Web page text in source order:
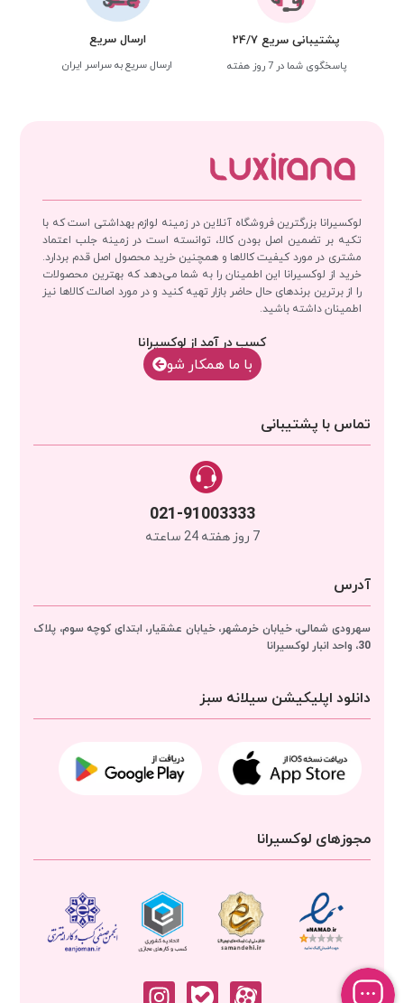
پشتیبانی سریع 24/7
پاسخگوی شما در 7 روز هفته
ارسال سریع
ارسال سریع به سراسر ایران
لوکسیرانا بزرگترین فروشگاه آنلاین در زمینه لوازم بهداشتی است که با
تکیه بر تضمین اصل بودن کالا، توانسته است در زمینه جلب اعتماد
مشتری در مورد کیفیت کالاها و همچنین خرید محصول اصل قدم بردارد.
خرید از لوکسیرانا این اطمینان را به شما می‌دهد که بهترین محصولات
را از برترین برندهای حال حاضر بازار تهیه کنید و در مورد اصالت کالاها نیز
اطمینان داشته باشید.
کسب در آمد از لوکسیرانا
با‌‌ ما همکار شو
تماس با پشتیبانی
021-91003333
7 روز هفته 24 ساعته
آدرس
سهرودی شمالی، خیابان خرمشهر، خیابان عشقیار، ابتدای کوچه سوم، پلاک
30، واحد انبار
لوکسیرانا
دانلود اپلیکیشن سیلانه سبز
مجوزهای لوکسیرانا